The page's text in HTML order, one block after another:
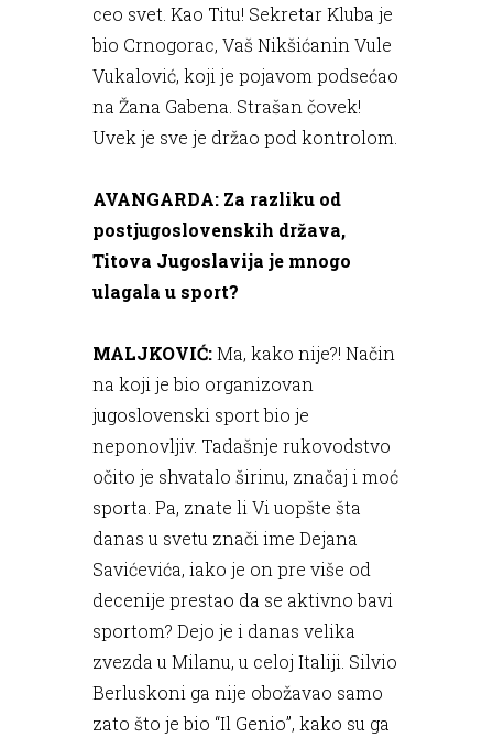
ceo svet. Kao Titu! Sekretar Kluba je
bio Crnogorac, Vaš Nikšićanin Vule
Vukalović, koji je pojavom podsećao
na Žana Gabena. Strašan čovek!
Uvek je sve je držao pod kontrolom.
AVANGARDA: Za razliku od
postjugoslovenskih država,
Titova Jugoslavija je mnogo
ulagala u sport?
MALJKOVIĆ:Ma, kako nije?! Način
na koji je bio organizovan
jugoslovenski sport bio je
neponovljiv. Tadašnje rukovodstvo
očito je shvatalo širinu, značaj i moć
sporta. Pa, znate li Vi uopšte šta
danas u svetu znači ime Dejana
Savićevića, iako je on pre više od
decenije prestao da se aktivno bavi
sportom? Dejo je i danas velika
zvezda u Milanu, u celoj Italiji. Silvio
Berluskoni ga nije obožavao samo
zato što je bio “Il Genio”, kako su ga